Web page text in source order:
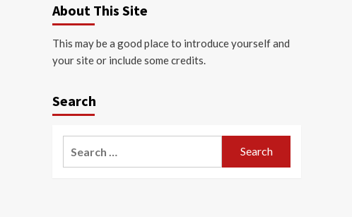
About This Site
This may be a good place to introduce yourself and
your site or include some credits.
Search